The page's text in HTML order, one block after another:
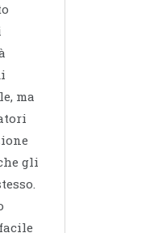
ma
gli